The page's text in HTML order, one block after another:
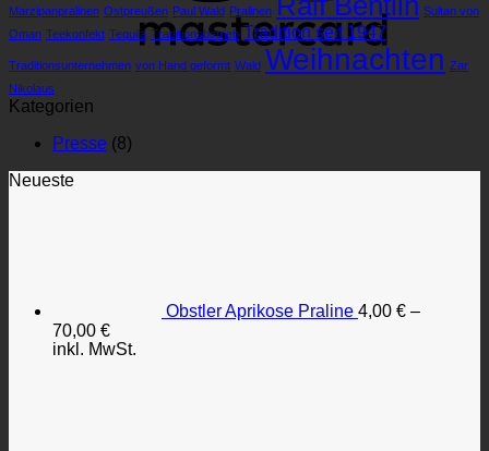
Marzipanpralinen Ostpreußen Paul Wald Pralinen
Sul­tan von
Oman Teekonfekt Tequila Traditionsbetrieb Tradition seit 1947
Traditionsunternehmen von Hand ge­formt Wald Weihnachten Zar
Nikolaus
Kategorien
Presse (8)
Neueste
Obstler Aprikose Praline 4,00 € –
70,00 €
inkl. MwSt.